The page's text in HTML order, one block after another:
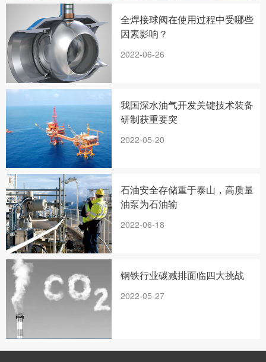
全焊接球阀在使用过程中受哪些
因素影响？
2022-06-26
我国深水油气开发关键技术装备
研制获重要突
2022-05-20
石油安全存储重于泰山，高质量
油泵为石油输
2022-06-18
钢铁行业碳减排面临四大挑战
2022-05-27